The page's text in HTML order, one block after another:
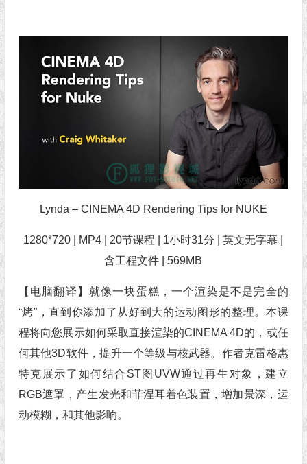
Lynda – CINEMA 4D Rendering Tips for NUKE
1280*720 | MP4 | 20节课程 | 1小时31分 | 英文无字幕 |
含工程文件 | 569MB
【电脑翻译】就像一块蛋糕，一个渲染是不是完全的
“烤”，直到你添加了从好到大的运动图形的整理。本课
程将向您展示如何采取直接渲染的CINEMA 4D的，或任
何其他3D软件，提升一个等级与核武器。作者克雷格惠
特克展示了如何结合ST图UVW通过再生对象，建立
RGB遮罩，产生发光和菲涅耳着色装置，增加景深，运
动模糊，和其他影响。